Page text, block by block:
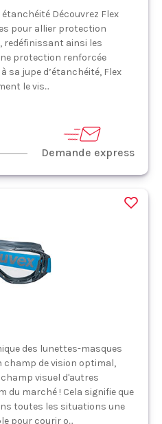
Découvrez Flex
pour allier protection
redéfinissant ainsi les
protection renforcée
sa jupe d’étanchéité, Flex
le vis...
Demande express
des lunettes-masques
champ de vision optimal,
visuel d'autres
du marché ! Cela signifie que
toutes les situations une
pour courir o...